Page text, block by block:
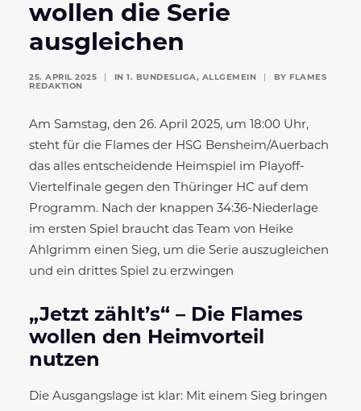
wollen die Serie
ausgleichen
25. APRIL 2025 IN 1. BUNDESLIGA, ALLGEMEIN BY FLAMES
REDAKTION
Am Samstag, den 26. April 2025, um 18:00 Uhr,
steht für die Flames der HSG Bensheim/Auerbach
das alles entscheidende Heimspiel im Playoff-
Viertelfinale gegen den Thüringer HC auf dem
Programm. Nach der knappen 34:36-Niederlage
im ersten Spiel braucht das Team von Heike
Ahlgrimm einen Sieg, um die Serie auszugleichen
und ein drittes Spiel zu erzwingen
„Jetzt zählt’s“ – Die Flames
wollen den Heimvorteil
nutzen
Die Ausgangslage ist klar: Mit einem Sieg bringen